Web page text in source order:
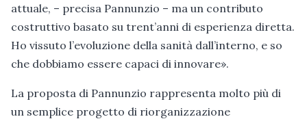
attuale, – precisa Pannunzio – ma un contributo
costruttivo basato su trent’anni di esperienza diretta.
Ho vissuto l’evoluzione della sanità dall’interno, e so
che dobbiamo essere capaci di innovare».
La proposta di Pannunzio rappresenta molto più di
un semplice progetto di riorganizzazione